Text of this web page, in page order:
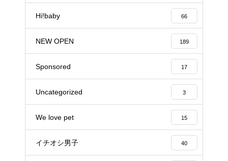
Hi!baby 66
NEW OPEN 189
Sponsored 17
Uncategorized 3
We love pet 15
イチオシ男子 40